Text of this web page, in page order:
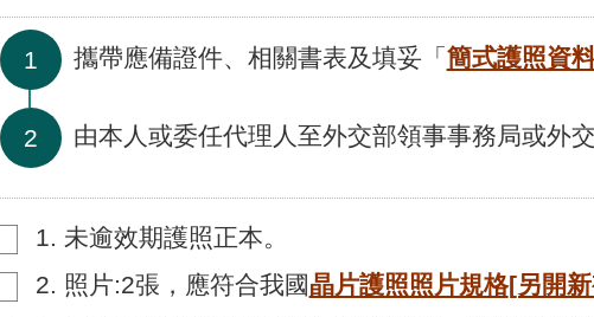
1 攜帶應備證件、相關書表及填妥「 簡式護照資
2 由本人或委任代理人至外交部領事事務局或外
1. 未逾效期護照正本。
2. 照片:2張，應符合我國晶片護照照片規格[另開